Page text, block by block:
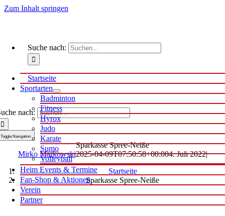
Zum Inhalt springen
nach:
Toggle Navigation
Startseite
Sportarten
Badminton
Fitness
Hyrox
Judo
Karate
Sumo
Volleyball
Heim Events & Termine
Fan-Shop & Aktionen
Verein
Partner
Suche nach:
Sparkasse Spree-Neiße
Mirko Markowski2025-04-09T07:50:58+00:004. Juli 2022|
Startseite
Sparkasse Spree-Neiße